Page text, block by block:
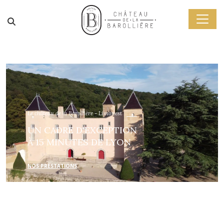
Le château de la Barollière - Limonest
UN CADRE D'EXCEPTION
À 15 MINUTES DE LYON
NOS PRESTATIONS